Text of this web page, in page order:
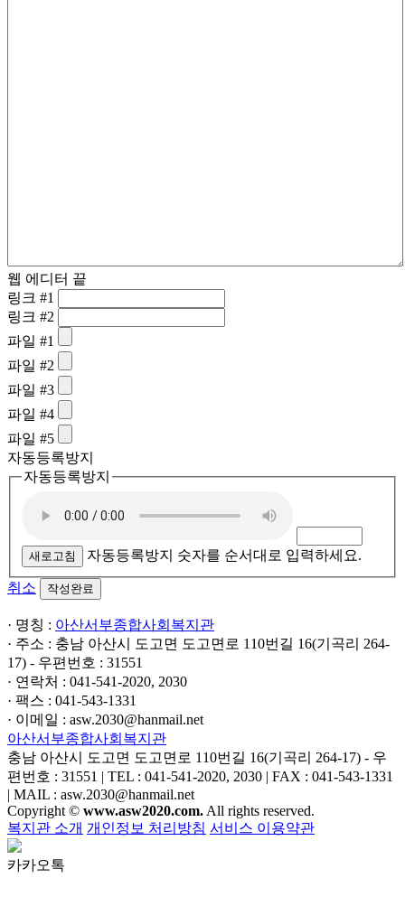
웹 에디터 끝
링크 #1
링크 #2
파일 #1
파일 #2
파일 #3
파일 #4
파일 #5
자동등록방지
자동등록방지
새로고침 자동등록방지 숫자를 순서대로 입력하세요.
취소
· 명칭 : 아산서부종합사회복지관
· 주소 : 충남 아산시 도고면 도고면로 110번길 16(기곡리 264-
17) - 우편번호 : 31551
· 연락처 : 041-541-2020, 2030
· 팩스 : 041-543-1331
· 이메일 : asw.2030@hanmail.net
아산서부종합사회복지관
충남 아산시 도고면 도고면로 110번길 16(기곡리 264-17) - 우
편번호 : 31551 | TEL : 041-541-2020, 2030 | FAX : 041-543-1331
| MAIL : asw.2030@hanmail.net
Copyright © www.asw2020.com.All rights reserved.
복지관 소개 개인정보 처리방침 서비스 이용약관
카카오톡